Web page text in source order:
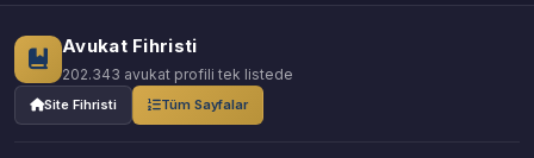
Avukat Fihristi
202.343 avukat profili tek listede
Site Fihristi Tüm Sayfalar